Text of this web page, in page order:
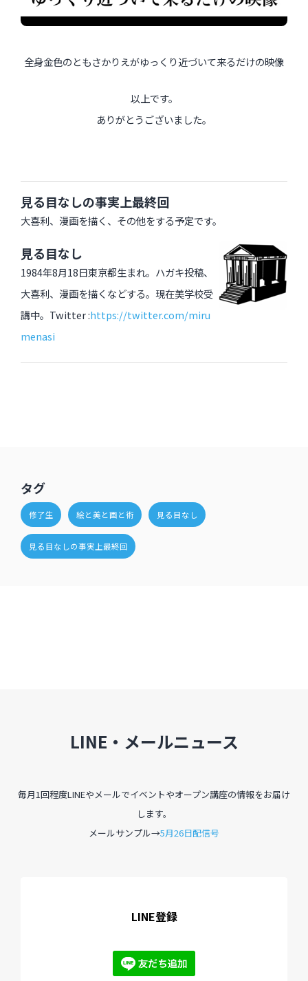
全身金色のともさかりえがゆっくり近づいて来るだけの映像
以上です。
ありがとうございました。
見る目なしの事実上最終回
大喜利、漫画を描く、その他をする予定です。
見る目なし
1984年8月18日東京都生まれ。ハガキ投稿、
大喜利、漫画を描くなどする。現在美学校受
講中。Twitter :https://twitter.com/miru
menasi
タグ
修了生 絵と美と画と術 見る目なし
見る目なしの事実上最終回
LINE・メールニュース
毎月1回程度LINEやメールでイベントやオープン講座の情報をお届け
します。
メールサンプル→5月26日配信号
LINE登録